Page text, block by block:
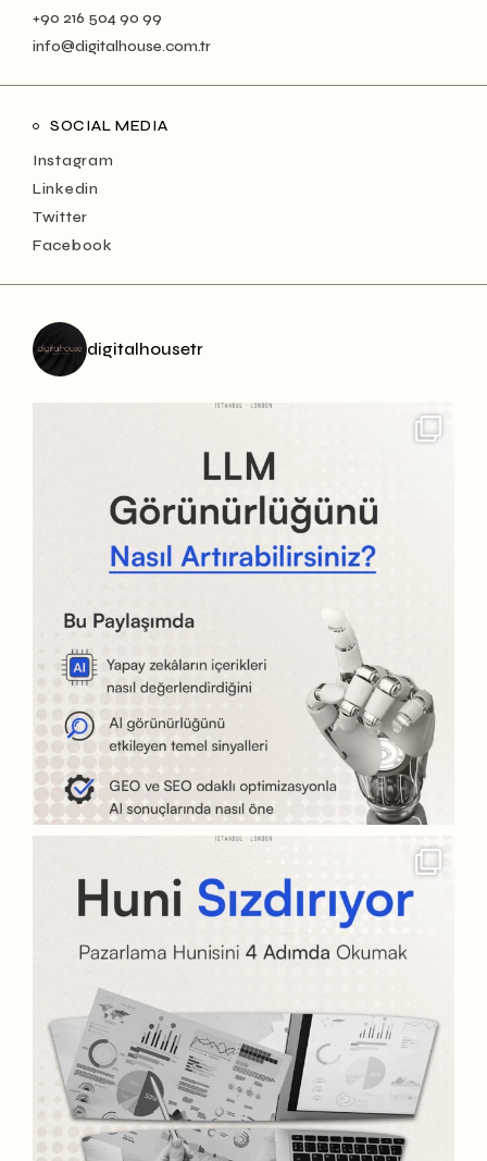
+90 216 504 90 99
info@digitalhouse.com.tr
SOCIAL MEDIA
Instagram
Linkedin
Twitter
Facebook
digitalhousetr